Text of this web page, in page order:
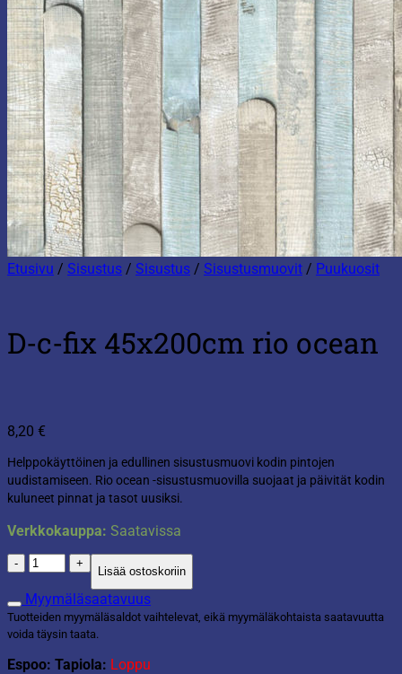
Etusivu / Sisustus / Sisustus / Sisustusmuovit / Puukuosit
D-c-fix 45x200cm rio ocean
8,20 €
Helppokäyttöinen ja edullinen sisustusmuovi kodin pintojen
uudistamiseen. Rio ocean -sisustusmuovilla suojaat ja päivität kodin
kuluneet pinnat ja tasot uusiksi.
Verkkokauppa: Saatavissa
D-
c-
fix
45x200cm
rio
ocean
määrä
Lisää ostoskoriin
Myymäläsaatavuus
Tuotteiden myymäläsaldot vaihtelevat, eikä myymäläkohtaista saatavuutta
voida täysin taata.
Espoo: Tapiola: Loppu